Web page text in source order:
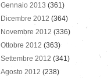
Gennaio 2013 (361)
Dicembre 2012 (364)
Novembre 2012 (336)
Ottobre 2012 (363)
Settembre 2012 (341)
Agosto 2012 (238)